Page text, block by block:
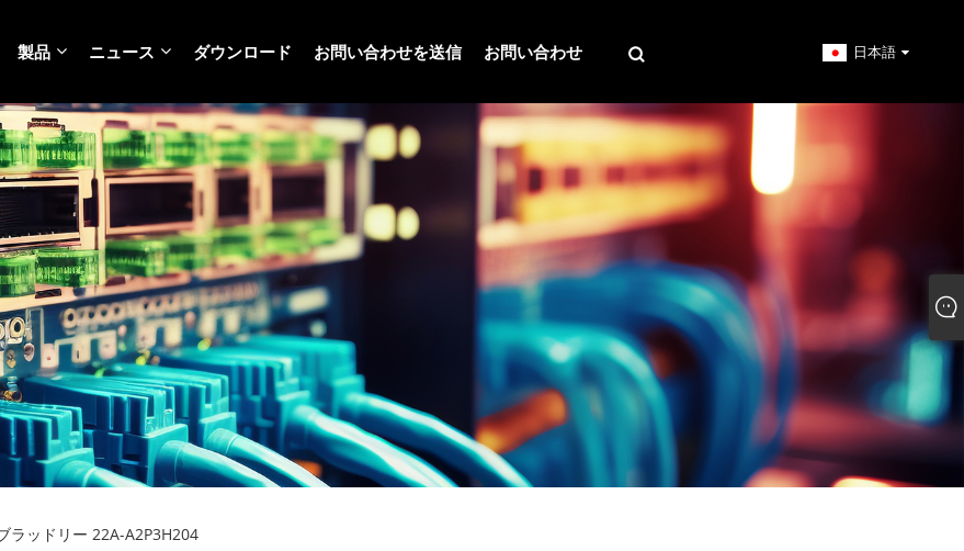
製品 ニュース ダウンロード お問い合わせを送信 お問い合わせ 日本語
ラッドリー 22A-A2P3H204